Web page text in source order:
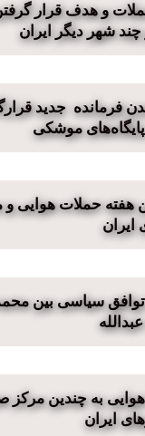
و هدف قرار
چند شهر دیگر ایران
فرمانده جدید
موشکی
هفته حملات هوایی
ایران
سیاسی بین
به چندین مرکز
ایران